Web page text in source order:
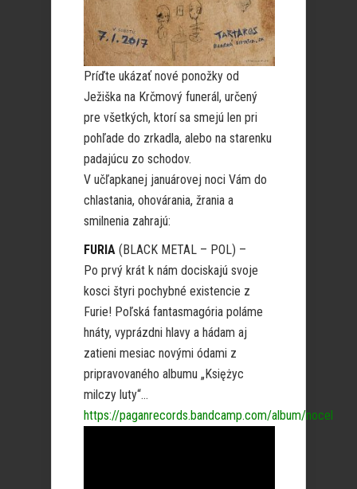
Príďte ukázať nové ponožky od
Ježiška na Krčmový funerál, určený
pre všetkých, ktorí sa smejú len pri
pohľade do zrkadla, alebo na starenku
padajúcu zo schodov.
V učľapkanej januárovej noci Vám do
chlastania, ohovárania, žrania a
smilnenia zahrajú:
FURIA (BLACK METAL – POL) –
Po prvý krát k nám dociskajú svoje
kosci štyri pochybné existencie z
Furie! Poľská fantasmagória poláme
hnáty, vyprázdni hlavy a hádam aj
zatieni mesiac novými ódami z
pripravovaného albumu „Księżyc
milczy luty“…
https://paganrecords.bandcamp.com/album/nocel